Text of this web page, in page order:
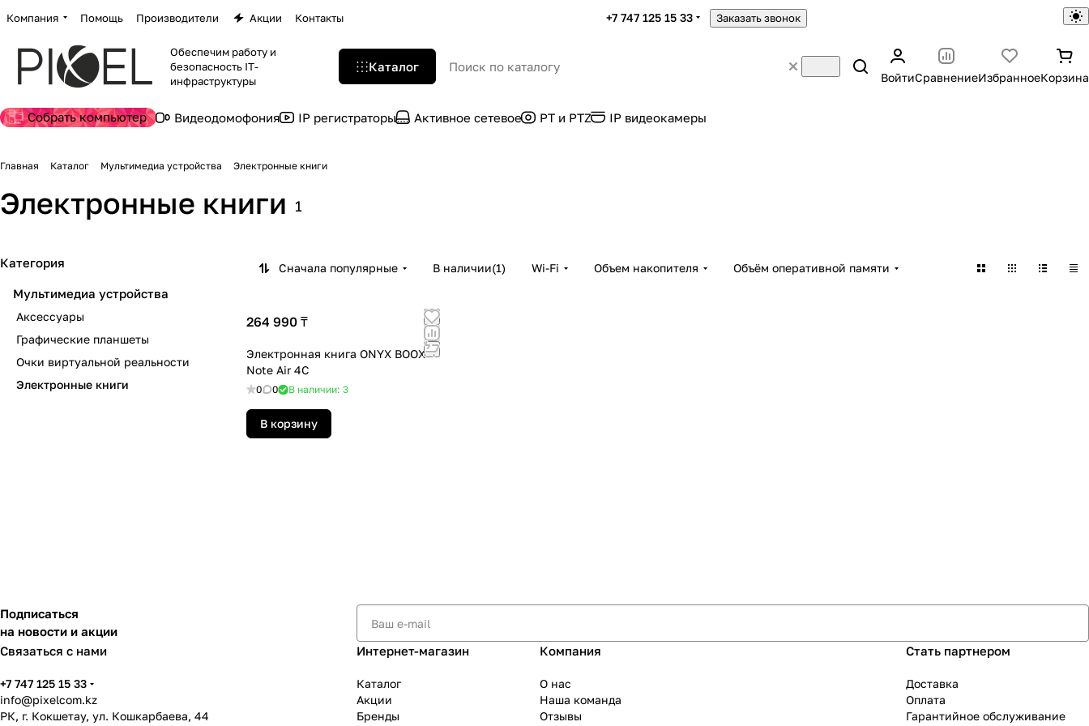
Компания Помощь Производители Акции Контакты +7 747 125 15 33 Заказать звонок
Обеспечим работу и
безопасность IT-
инфраструктуры
Каталог
ВойтиСравнениеИзбранноеКорзина
Собрать компьютер Видеодомофония IP регистраторы Активное сетевое PT и PTZ IP видеокамеры
Главная Каталог Мультимедиа устройства Электронные книги
Электронные книги 1
Сначала популярные В наличии(1) Wi-Fi Объем накопителя Объём оперативной памяти
264 990 ₸
Электронная книга ONYX BOOX
Note Air 4C
0 0 В наличии: 3
В корзину
Категория
Мультимедиа устройства
Аксессуары
Графические планшеты
Очки виртуальной реальности
Электронные книги
Подписаться
на новости и акции
Связаться с нами
+7 747 125 15 33
info@pixelcom.kz
РК, г. Кокшетау, ул. Кошкарбаева, 44
Интернет-магазин
Каталог
Акции
Бренды
Компания
О нас
Наша команда
Отзывы
Стать партнером
Доставка
Оплата
Гарантийное обслуживание